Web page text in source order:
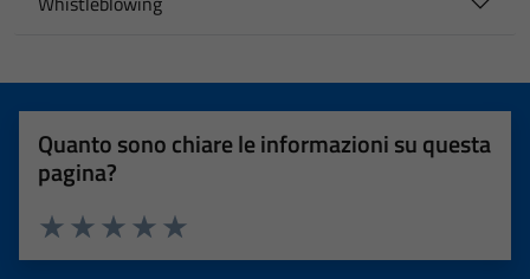
Quanto sono chiare le informazioni su questa
pagina?
Valuta 5 stelle su 5
Valuta 4 stelle su 5
Valuta 3 stelle su 5
Valuta 2 stelle su 5
Valuta 1 stelle su 5